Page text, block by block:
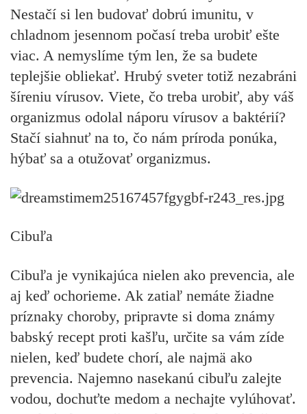
Nestačí si len budovať dobrú imunitu, v
chladnom jesennom počasí treba urobiť ešte
viac. A nemyslíme tým len, že sa budete
teplejšie obliekať. Hrubý sveter totiž nezabráni
šíreniu vírusov. Viete, čo treba urobiť, aby váš
organizmus odolal náporu vírusov a baktérií?
Stačí siahnuť na to, čo nám príroda ponúka,
hýbať sa a otužovať organizmus.
Cibuľa
Cibuľa je vynikajúca nielen ako prevencia, ale
aj keď ochorieme. Ak zatiaľ nemáte žiadne
príznaky choroby, pripravte si doma známy
babský recept proti kašľu, určite sa vám zíde
nielen, keď budete chorí, ale najmä ako
prevencia. Najemno nasekanú cibuľu zalejte
vodou, dochuťte medom a nechajte vylúhovať.